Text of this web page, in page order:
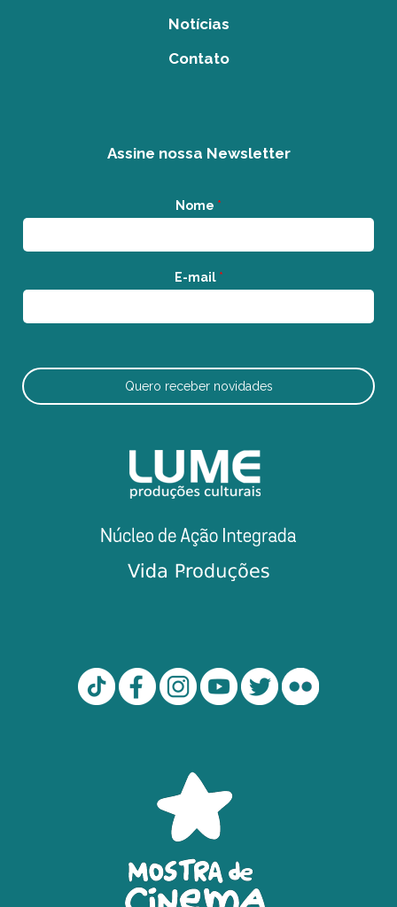
Notícias
Contato
Assine nossa Newsletter
Nome *
E-mail *
Quero receber novidades